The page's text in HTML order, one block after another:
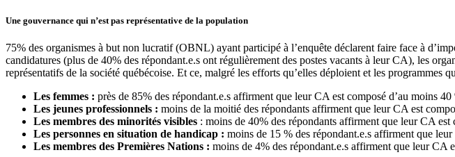
Une gouvernance qui n’est pas représentative de la population
75% des organismes à but non lucratif (OBNL) ayant participé à l’enquête déclarent faire face à
candidatures (plus de 40% des répondant.e.s ont régulièrement des postes vacants à leur CA), les
représentatifs de la société québécoise. Et ce, malgré les efforts qu’elles déploient et les programmes
Les femmes : près de 85% des répondant.e.s affirment que leur CA est composé d’au moins
Les jeunes professionnels : moins de la moitié des répondants affirment que leur CA est
Les membres des minorités visibles : moins de 40% des répondants affirment que leur CA
Les personnes en situation de handicap : moins de 15 % des répondant.e.s affirment que
Les membres des Premières Nations : moins de 4% des répondant.e.s affirment que leur CA